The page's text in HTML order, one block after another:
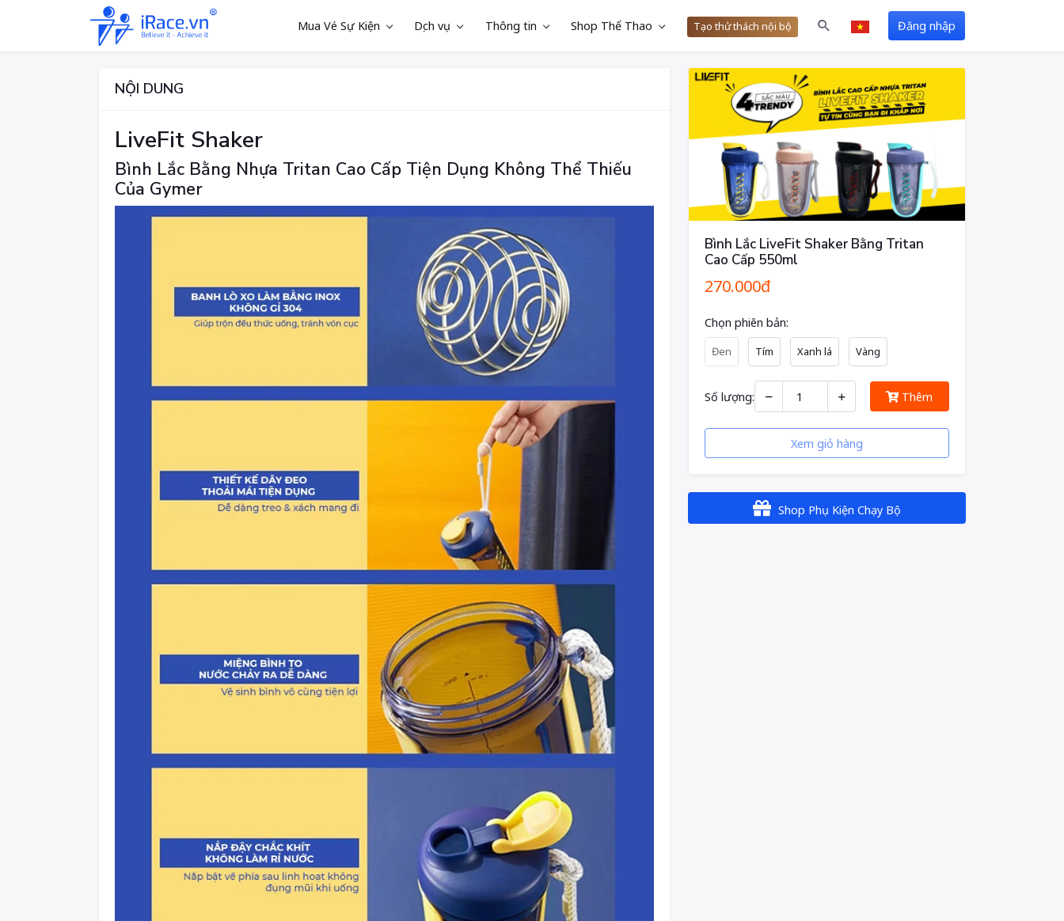
Mua Vé Sự Kiện Dịch vụ Thông tin Shop Thể Thao Tạo thử thách nội bộ Đăng nhập
NỘI DUNG
LiveFit Shaker
Bình Lắc Bằng Nhựa Tritan Cao Cấp Tiện Dụng Không Thể Thiếu
Của Gymer
Bình Lắc LiveFit Shaker Bằng Tritan
Cao Cấp 550ml
270.000đ
Chọn phiên bản:
Đen Tím Xanh lá Vàng
Số lượng: Thêm
Xem giỏ hàng
Shop Phụ Kiện Chạy Bộ